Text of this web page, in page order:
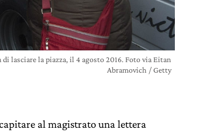
lasciare la piazza, il 4 agosto 2016. Foto via Eitan
Abramovich / Getty
al magistrato una lettera